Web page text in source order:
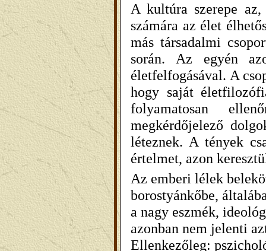
A kultúra szerepe az,
számára az élet
más társadalmi
során. Az egyén
életfelfogásával. A
hogy saját
folyamatosan
megkérdőjelező
léteznek. A tények
értelmet, azon
Az emberi lélek
borostyánkőbe,
a nagy eszmék,
azonban nem jelenti
Ellenkezőleg: